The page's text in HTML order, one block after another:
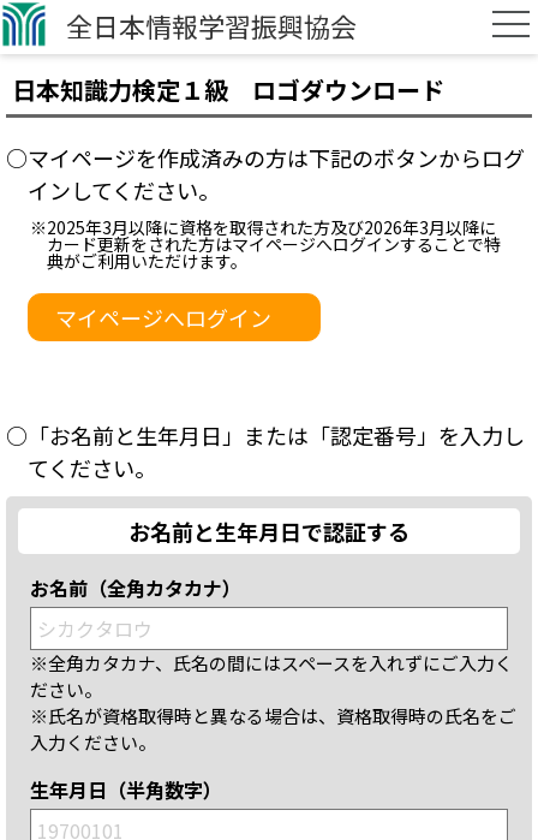
全日本情報学習振興協会
日本知識力検定１級 ロゴダウンロード
○マイページを作成済みの方は下記のボタンからログ
インしてください。
※2025年3月以降に資格を取得された方及び2026年3月以降に
カード更新をされた方はマイページへログインすることで特
典がご利用いただけます。
マイページへログイン
○「お名前と生年月日」または「認定番号」を入力し
てください。
お名前と生年月日で認証する
お名前（全角カタカナ）
※全角カタカナ、氏名の間にはスペースを入れずにご入力く
ださい。
※氏名が資格取得時と異なる場合は、資格取得時の氏名をご
入力ください。
生年月日（半角数字）